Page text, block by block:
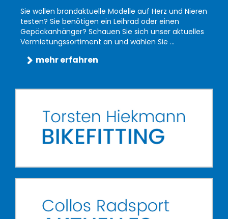
Sie wollen brandaktuelle Modelle auf Herz und Nieren
testen? Sie benötigen ein Leihrad oder einen
Gepäckanhänger? Schauen Sie sich unser aktuelles
Vermietungssortiment an und wählen Sie ...
mehr erfahren